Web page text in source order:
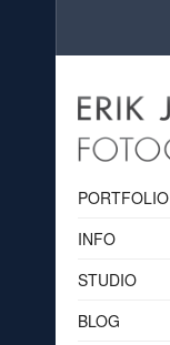
PORTFOLIO
INFO
STUDIO
BLOG